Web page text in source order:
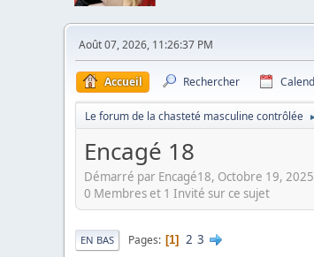
Août 07, 2026, 11:26:37 PM
Accueil Rechercher
Le forum de la chasteté masculine contrôlée
Encagé 18
Démarré par Encagé18, Octobre 19,
0 Membres et 1 Invité sur ce sujet
EN BAS Pages 1 2 3